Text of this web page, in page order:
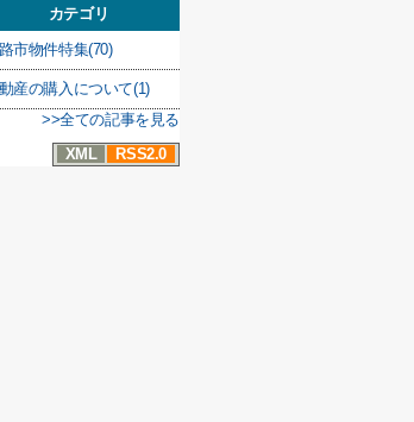
カテゴリ
市物件特集(70)
産の購入について(1)
>>全ての記事を見る
XML
RSS2.0